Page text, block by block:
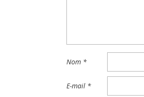
Nom *
E-mail *